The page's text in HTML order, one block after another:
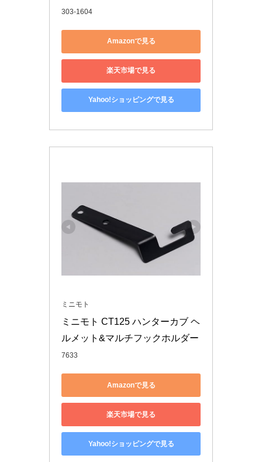
303-1604
Amazonで見る
楽天市場で見る
Yahoo!ショッピングで見る
ミニモト
ミニモト CT125 ハンターカブ ヘ
ルメット&マルチフックホルダー
7633
Amazonで見る
楽天市場で見る
Yahoo!ショッピングで見る